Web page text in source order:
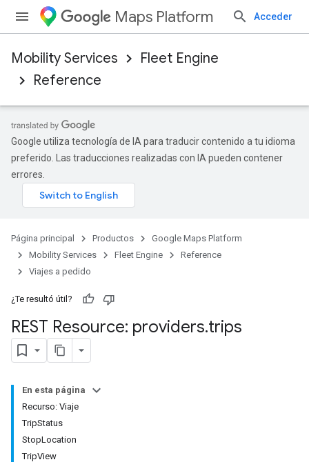
Maps Platform Acceder
Mobility Services
Fleet Engine
Reference
Google utiliza tecnología de IA para traducir contenido a tu idioma
preferido. Las traducciones realizadas con IA pueden contener
errores.
Página principal Productos
Google Maps Platform
Mobility Services
Fleet Engine
Reference
Viajes a pedido
¿Te resultó útil?
REST Resource: providers.trips
En esta página
Recurso: Viaje
TripStatus
StopLocation
TripView